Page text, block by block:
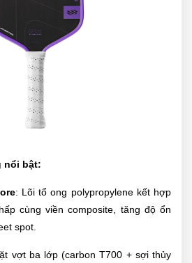
nổi bật:
: Lõi tổ ong polypropylene kết hợp
cùng viền composite, tăng độ ổn
spot.
vợt ba lớp (carbon T700 + sợi thủy